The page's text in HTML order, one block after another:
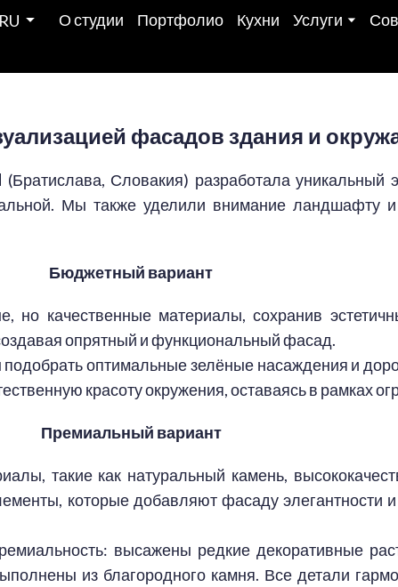
RU О студии Портфолио Кухни Услуги
фасадов здания и
(Братислава, Словакия) разработала уникальный
Мы также уделили внимание ландшафту
Бюджетный вариант
но качественные материалы, сохранив
опрятный и функциональный фасад.
оптимальные зелёные насаждения и
красоту окружения, оставаясь в рамках
Премиальный вариант
такие как натуральный камень,
которые добавляют фасаду элегантности
высажены редкие декоративные
из благородного камня. Все детали